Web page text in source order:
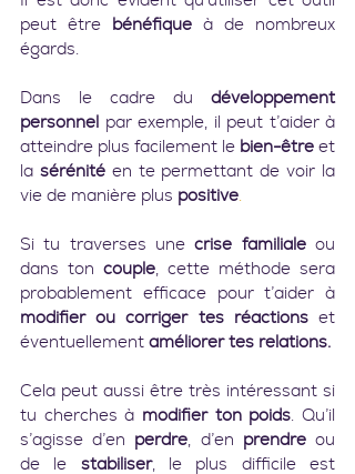
peut être
bénéfique à de nombreux
égards.
Dans le cadre du développement
personnel
par exemple, il peut t’aider à
atteindre plus facilement le bien-être et
la sérénité en te permettant de voir la
vie de manière plus positive
Si tu traverses une crise familiale ou
dans ton couple , cette méthode sera
modifier ou corriger tes réactions et
éventuellement améliorer tes relations.
Cela peut aussi être très intéressant si
tu cherches à modifier ton poids . Qu’il
s’agisse d’en perdre , d’en prendre ou
de le stabiliser, le plus difficile est